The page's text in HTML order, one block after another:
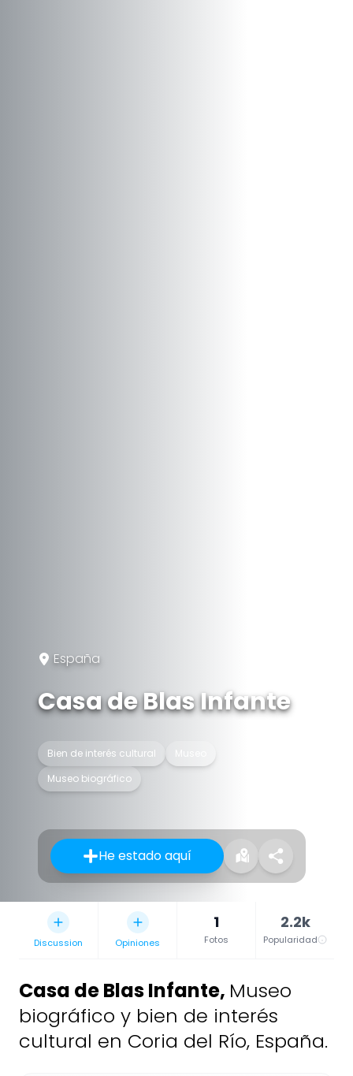
España
Casa de Blas Infante
Bien de interés cultural
Museo
Museo biográfico
He estado aquí
Discussion Opiniones
1
Fotos
2.2k
Popularidad
Casa de Blas Infante, Museo
biográfico y bien de interés
cultural en Coria del Río, España.